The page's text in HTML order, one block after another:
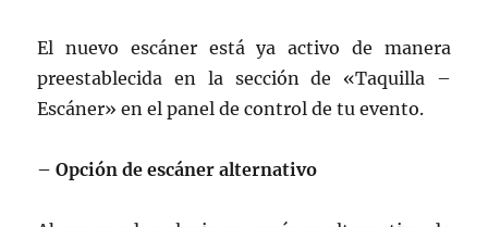
El nuevo escáner está ya activo de manera
preestablecida en la sección de «Taquilla –
Escáner» en el panel de control de tu evento.
– Opción de escáner alternativo